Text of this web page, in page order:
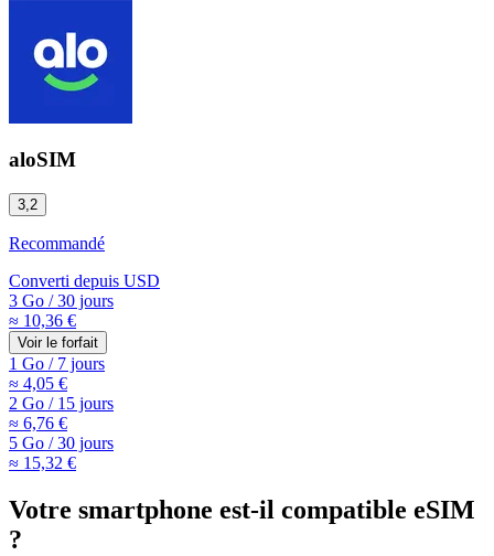
aloSIM
3,2
Recommandé
Converti depuis USD
3 Go /30 jours
≈ 10,36 €
Voir le forfait
1 Go /7 jours
≈ 4,05 €
2 Go /15 jours
≈ 6,76 €
5 Go /30 jours
≈ 15,32 €
Votre smartphone est-il compatible eSIM
?